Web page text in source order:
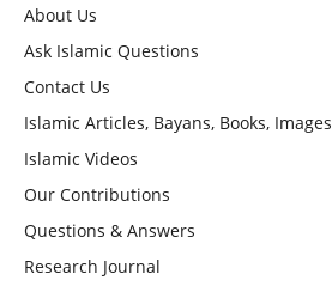
About Us
Ask Islamic Questions
Contact Us
Islamic Articles, Bayans, Books, Images
Islamic Videos
Our Contributions
Questions & Answers
Research Journal